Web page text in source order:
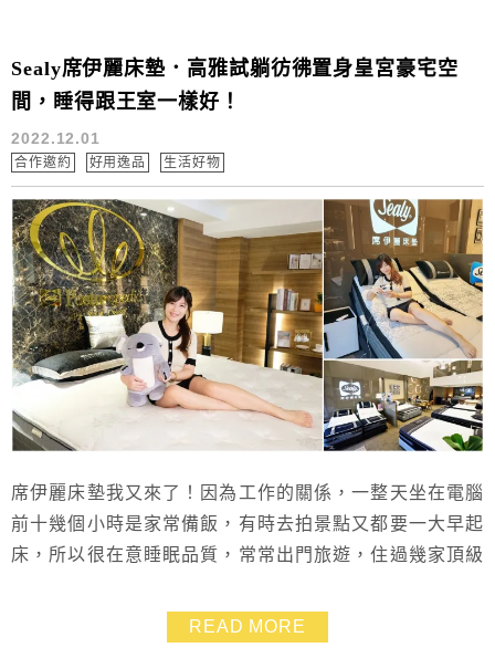
Sealy席伊麗床墊．高雅試躺彷彿置身皇宮豪宅空
間，睡得跟王室一樣好！
2022.12.01
合作邀約 好用逸品 生活好物
席伊麗床墊我又來了！因為工作的關係，一整天坐在電腦
前十幾個小時是家常備飯，有時去拍景點又都要一大早起
床，所以很在意睡眠品質，常常出門旅遊，住過幾家頂級
為什麼會很愛去外面住飯店的原因，因為很多飯店的床都
比家裡的舒服。席伊麗品牌超過140年歷史，是一個口碑
READ MORE